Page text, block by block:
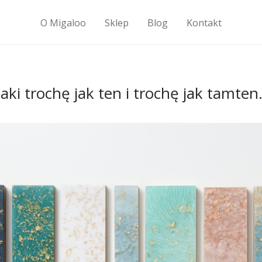
O Migaloo Sklep Blog Kontakt
trochę jak ten i trochę jak